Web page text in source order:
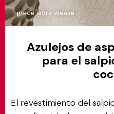
grace ivory weave
Azulejos de
para el
El revestimiento del